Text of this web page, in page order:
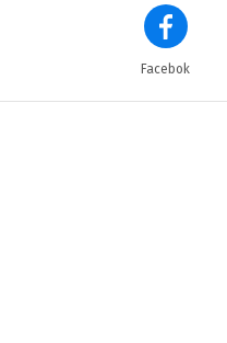
Facebok